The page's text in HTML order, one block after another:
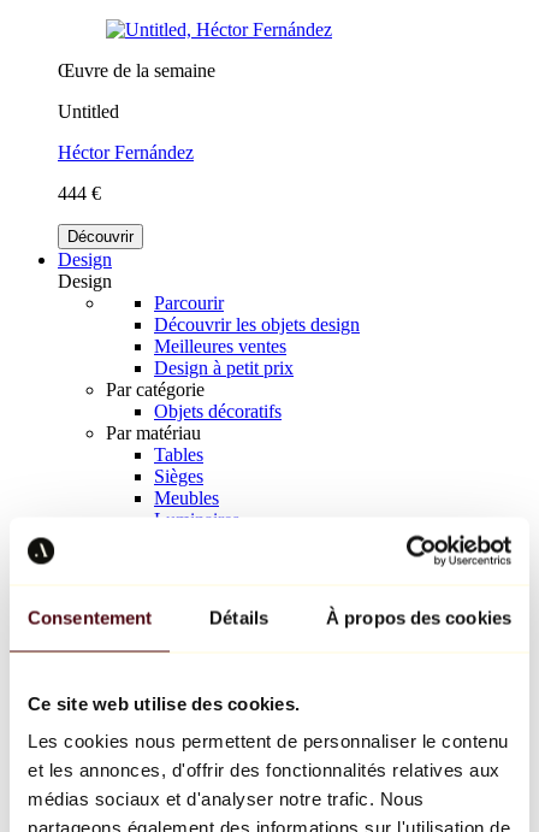
Consentement Détails À propos des cookies
Ce site web utilise des cookies.
Les cookies nous permettent de personnaliser le contenu
et les annonces, d'offrir des fonctionnalités relatives aux
médias sociaux et d'analyser notre trafic. Nous
partageons également des informations sur l'utilisation de
Œuvre de la semaine
Untitled
Héctor Fernández
444 €
Découvrir
Design
Design
Parcourir
Découvrir les objets design
Meilleures ventes
Design à petit prix
Par catégorie
Objets décoratifs
Par matériau
Tables
Sièges
Meubles
Luminaires
Richard Orlinski
Keith Haring
Jeff Koons
Jean-Michel Basquiat
Tous les designers
Œuvre de la semaine